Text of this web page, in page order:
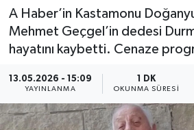
A Haber’in Kastamonu
Mehmet Geçgel’in dedesi
hayatını kaybetti. Cenaze
13.05.2026 - 15:09
YAYINLANMA
1 DK
OKUNMA SÜRESI
Azdavay Haberleri
Bozkurt Haberleri
Çatalzeytin Haberleri
Cide Haberleri